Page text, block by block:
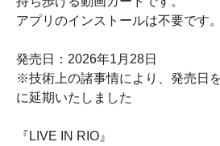
アプリのインストールは不要です。
発売日：2026年1月28日
※技術上の諸事情により、発売日
に延期いたしました
『LIVE IN RIO』